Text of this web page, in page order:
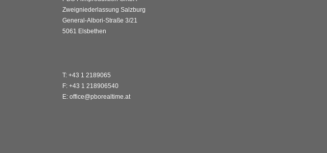
Zweigniederlassung Salzburg
General-Albori-Straße 3/21
5061 Elsbethen
T: +43 1 2189065
F: +43 1 218906540
E: office@pborealtime.at